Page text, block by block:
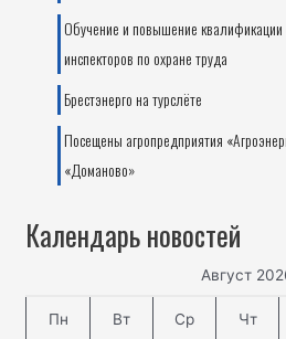
Обучение и повышение
инспекторов по охране труда
Брестэнерго на турслёте
Посещены агропредприятия
«Доманово»
Календарь новостей
Август
Пн Вт Ср Чт